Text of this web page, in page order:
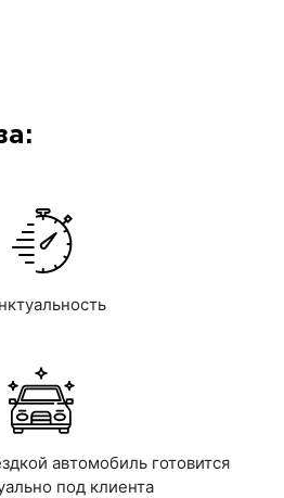
автомобиль готовится
под клиента